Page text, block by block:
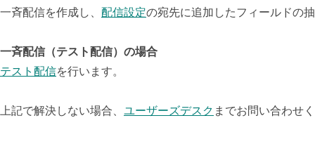
一斉配信を作成し、 配信設定の宛先に追加したフィールドの
一斉配信（テスト配信）の場合
テスト配信を行います。
上記で解決しない場合、 ユーザーズデスク までお問い合わせ